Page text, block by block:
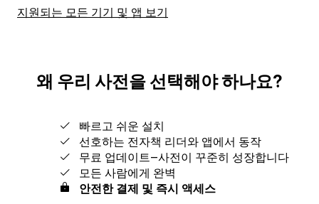
지원되는 모든 기기 및 앱 보기
왜 우리 사전을 선택해야 하나요?
빠르고 쉬운 설치
선호하는 전자책 리더와 앱에서 동작
무료 업데이트‒사전이 꾸준히 성장합니다
모든 사람에게 완벽
안전한 결제 및 즉시 액세스